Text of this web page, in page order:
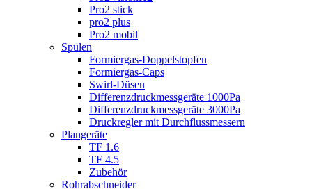
Pro2 stick
pro2 plus
Pro2 mobil
Spülen
Formiergas-Doppelstopfen
Formiergas-Caps
Swirl-Düsen
Differenzdruckmessgeräte 1000Pa
Differenzdruckmessgeräte 3000Pa
Druckregler mit Durchflussmessern
Plangeräte
TF 1.6
TF 4.5
Zubehör
Rohrabschneider